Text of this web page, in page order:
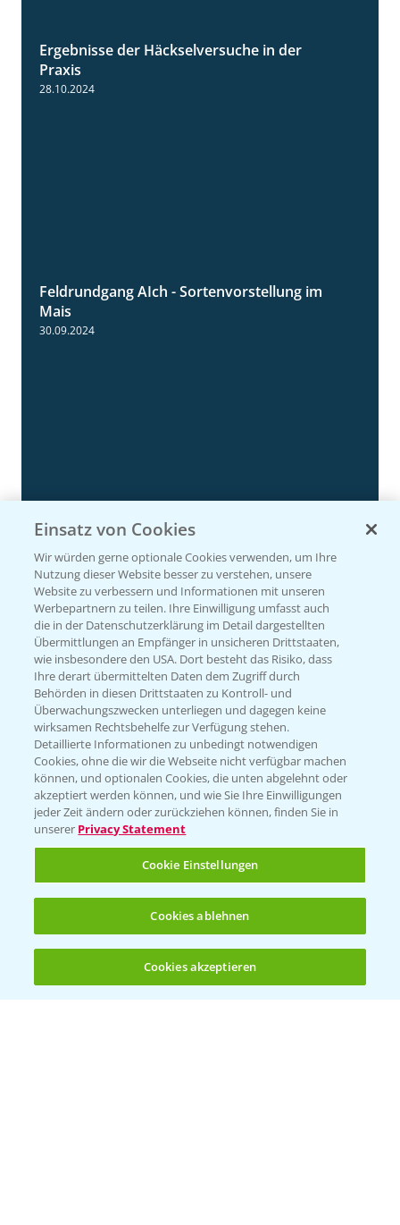
Ergebnisse der Häckselversuche in der
Praxis
28.10.2024
11:24
Feldrundgang AIch - Sortenvorstellung im
Mais
30.09.2024
4:50
Rundgang Silomais Demo bei Neu-Ulm
23.09.2024
5:54
Rundgang - Silomais Demo Region
Augsburg
24.09.2024
(noch 4)
Einsatz von Cookies
Wir würden gerne optionale Cookies verwenden, um Ihre
Nutzung dieser Website besser zu verstehen, unsere
Website zu verbessern und Informationen mit unseren
Werbepartnern zu teilen. Ihre Einwilligung umfasst auch
die in der Datenschutzerklärung im Detail dargestellten
Übermittlungen an Empfänger in unsicheren Drittstaaten,
wie insbesondere den USA. Dort besteht das Risiko, dass
Ihre derart übermittelten Daten dem Zugriff durch
Behörden in diesen Drittstaaten zu Kontroll- und
Überwachungszwecken unterliegen und dagegen keine
wirksamen Rechtsbehelfe zur Verfügung stehen.
Detaillierte Informationen zu unbedingt notwendigen
Cookies, ohne die wir die Webseite nicht verfügbar machen
können, und optionalen Cookies, die unten abgelehnt oder
akzeptiert werden können, und wie Sie Ihre Einwilligungen
jeder Zeit ändern oder zurückziehen können, finden Sie in
unserer Privacy Statement
Cookie Einstellungen
Cookies ablehnen
Cookies akzeptieren